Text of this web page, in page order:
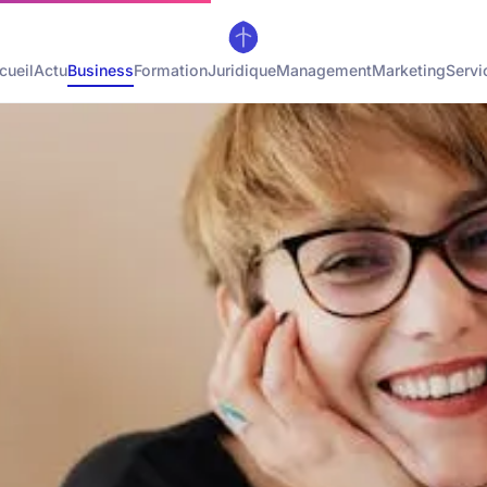
ActuBusinessFormationJuridiqueManagementMarketing